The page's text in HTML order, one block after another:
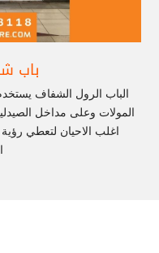
باب
الباب الرول الشفاف
المولات وعلى مداخل
اغلب الاحيان لتعطي رؤية